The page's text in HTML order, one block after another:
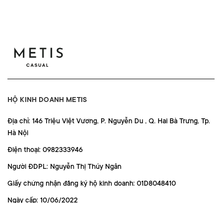
HỘ KINH DOANH METIS
Địa chỉ: 146 Triệu Việt Vương, P. Nguyễn Du , Q. Hai Bà Trưng, Tp.
Hà Nội
Điện thoại: 0982333946
Người ĐDPL: Nguyễn Thị Thúy Ngân
Giấy chứng nhận đăng ký hộ kinh doanh: 01D8048410
Ngày cấp: 10/06/2022